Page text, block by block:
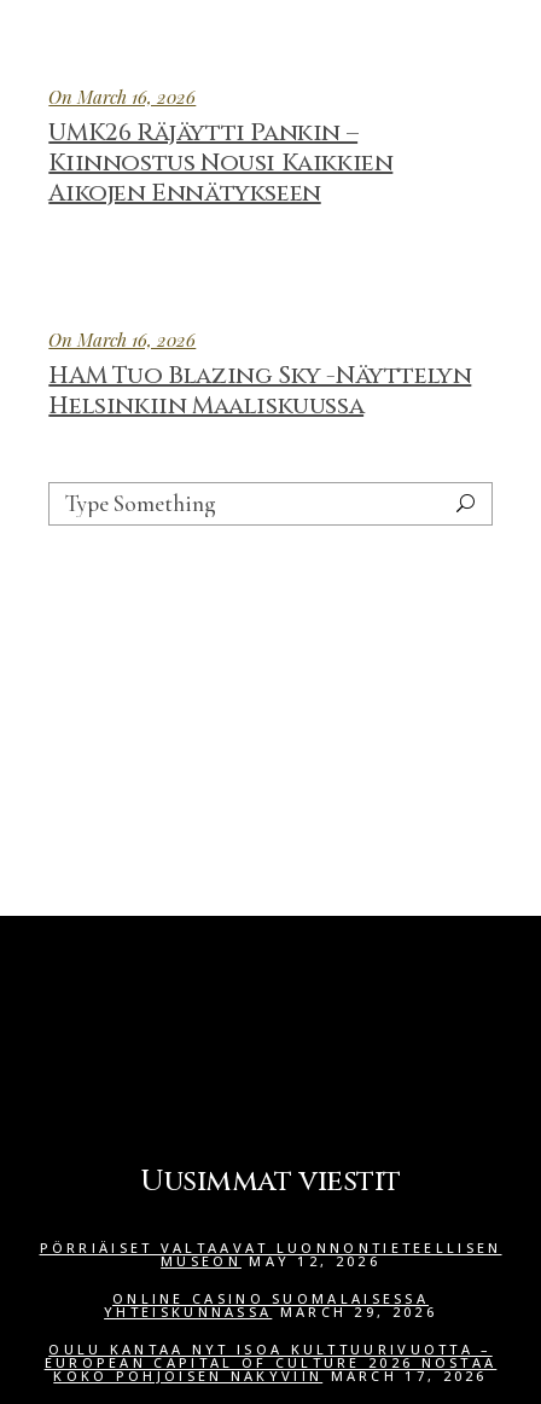
On March 16, 2026
UMK26 Räjäytti Pankin –
Kiinnostus Nousi Kaikkien
Aikojen Ennätykseen
On March 16, 2026
HAM Tuo Blazing Sky -Näyttelyn
Helsinkiin Maaliskuussa
Search
for:
Uusimmat viestit
PÖRRIÄISET VALTAAVAT LUONNONTIETEELLISEN
MUSEON MAY 12, 2026
ONLINE CASINO SUOMALAISESSA
YHTEISKUNNASSA MARCH 29, 2026
OULU KANTAA NYT ISOA KULTTUURIVUOTTA –
EUROPEAN CAPITAL OF CULTURE 2026 NOSTAA
KOKO POHJOISEN NÄKYVIIN MARCH 17, 2026